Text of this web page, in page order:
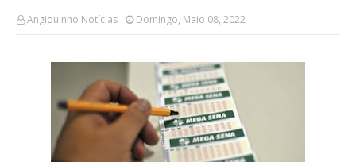
Angiquinho Notícias Domingo, Maio 08, 2022